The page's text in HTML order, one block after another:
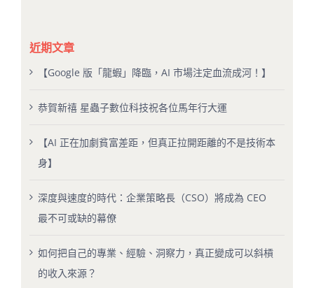
近期文章
【Google 版「龍蝦」降臨，AI 市場注定血流成河！】
恭賀新禧 星蟲子數位科技祝各位馬年行大運
【AI 正在加劇貧富差距，但真正拉開距離的不是技術本
身】
深度與速度的時代：企業策略長（CSO）將成為 CEO
最不可或缺的幕僚
如何把自己的專業、經驗、洞察力，真正變成可以斜槓
的收入來源？